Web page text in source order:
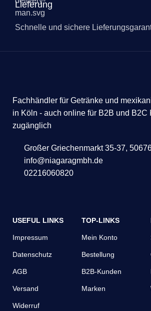
Lieferung
Schnelle und sichere
Fachhändler für Getränke und
in Köln - auch online für B2B und B2C
zugänglich
Großer Griechenmarkt 35-37,
info@niagaragmbh.de
02216060820
USEFUL LINKS
Impressum
Datenschutz
AGB
Versand
Widerruf
TOP-LINKS
Mein Konto
Bestellung
B2B-Kunden
Marken